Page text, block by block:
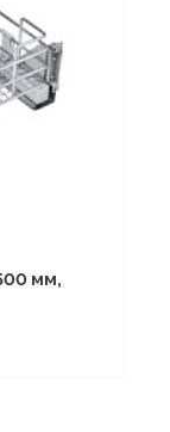
мм,